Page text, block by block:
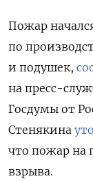
Пожар
по
и подушек,
на пресс-
Госдумы от
Стенякина
что пожар на
взрыва.